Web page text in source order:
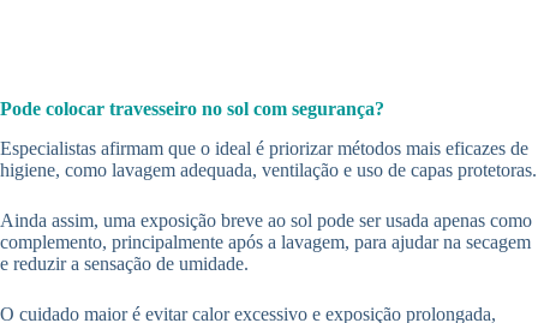
Pode colocar travesseiro no sol com segurança?
Especialistas afirmam que o ideal é priorizar métodos mais eficazes de
higiene, como lavagem adequada, ventilação e uso de capas protetoras.
Ainda assim, uma exposição breve ao sol pode ser usada apenas como
complemento, principalmente após a lavagem, para ajudar na secagem
e reduzir a sensação de umidade.
O cuidado maior é evitar calor excessivo e exposição prolongada,